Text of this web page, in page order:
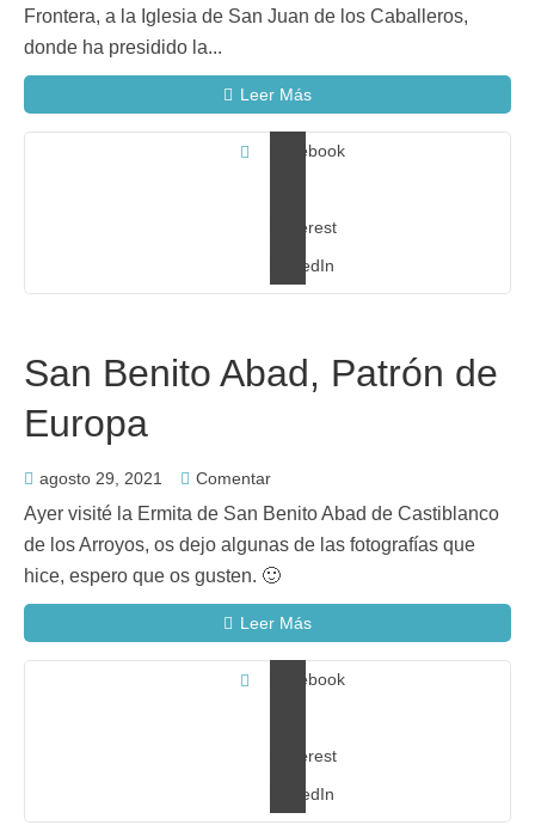
Frontera, a la Iglesia de San Juan de los Caballeros,
donde ha presidido la...
Leer Más
Facebook
Pinterest
LinkedIn
San Benito Abad, Patrón de
Europa
agosto 29, 2021 Comentar
Ayer visité la Ermita de San Benito Abad de Castiblanco
de los Arroyos, os dejo algunas de las fotografías que
hice, espero que os gusten. 🙂
Leer Más
Facebook
Pinterest
LinkedIn